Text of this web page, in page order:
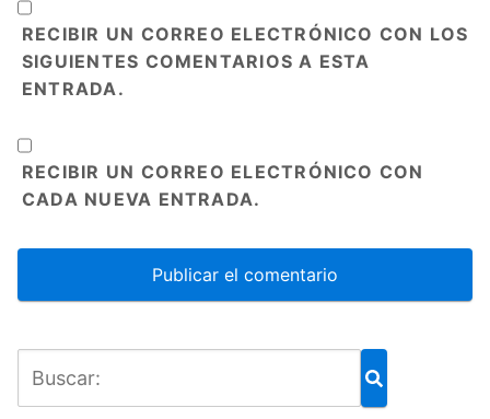
RECIBIR UN CORREO ELECTRÓNICO CON LOS
SIGUIENTES COMENTARIOS A ESTA
ENTRADA.
RECIBIR UN CORREO ELECTRÓNICO CON
CADA NUEVA ENTRADA.